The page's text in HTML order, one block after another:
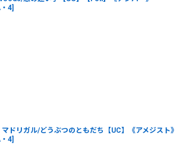
4]
ドリガル/どうぶつのともだち【UC】《アメジスト》
4]